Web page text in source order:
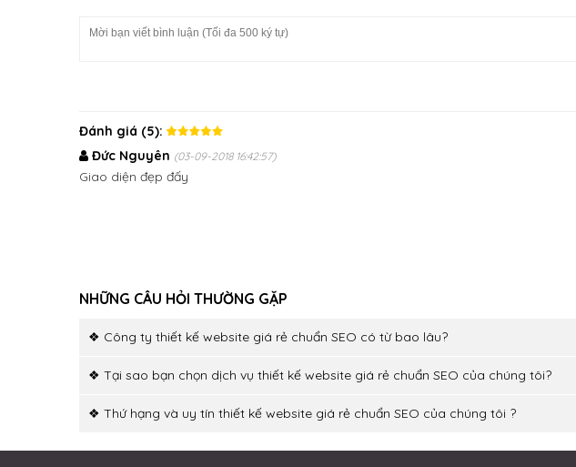
Đánh giá (5):
Đức Nguyên (03-09-2018 16:42:57)
Giao diện đẹp đấy
NHỮNG CÂU HỎI THƯỜNG GẶP
❖ Công ty thiết kế website giá rẻ chuẩn SEO có từ bao lâu?
❖ Tại sao bạn chọn dịch vụ thiết kế website giá rẻ chuẩn SEO của chúng tôi?
❖ Thứ hạng và uy tín thiết kế website giá rẻ chuẩn SEO của chúng tôi ?